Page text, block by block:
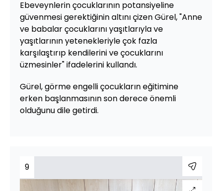
Ebeveynlerin çocuklarının potansiyeline
güvenmesi gerektiğinin altını çizen Gürel, "Anne
ve babalar çocuklarını yaşıtlarıyla ve
yaşıtlarının yetenekleriyle çok fazla
karşılaştırıp kendilerini ve çocuklarını
üzmesinler" ifadelerini kullandı.
Gürel, görme engelli çocukların eğitimine
erken başlanmasının son derece önemli
olduğunu dile getirdi.
9